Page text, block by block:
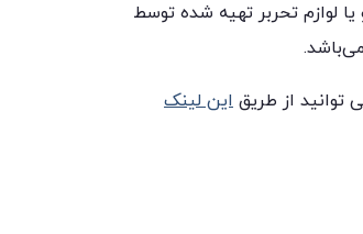
لوازم تحربر تهیه شده توسط
توانید از طریق این لینک